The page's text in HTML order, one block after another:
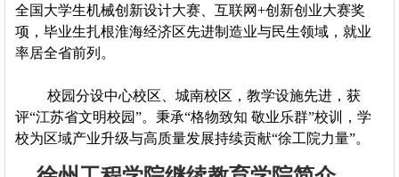
全国大学生机械创新设计大赛、互联网+创新创业大赛奖
项，毕业生扎根淮海经济区先进制造业与民生领域，就业
率居全省前列。
校园分设中心校区、城南校区，教学设施先进，获
评“江苏省文明校园”。秉承“格物致知 敬业乐群”校训，学
校为区域产业升级与高质量发展持续贡献“徐工院力量”。